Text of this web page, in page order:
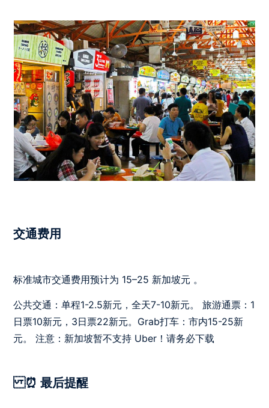
交通费用
标准城市交通费用预计为 15–25 新加坡元 。
公共交通：单程1-2.5新元，全天7-10新元。 旅游通票：1
日票10新元，3日票22新元。Grab打车：市内15-25新
元。 注意：新加坡暂不支持 Uber！请务必下载
⏰ 最后提醒